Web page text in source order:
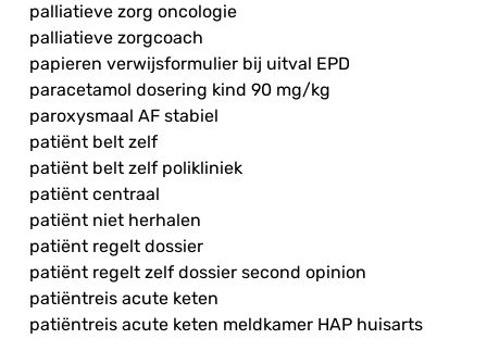
palliatieve zorg oncologie
palliatieve zorgcoach
papieren verwijsformulier bij uitval EPD
paracetamol dosering kind 90 mg/kg
paroxysmaal AF stabiel
patiënt belt zelf
patiënt belt zelf polikliniek
patiënt centraal
patiënt niet herhalen
patiënt regelt dossier
patiënt regelt zelf dossier second opinion
patiëntreis acute keten
patiëntreis acute keten meldkamer HAP huisarts